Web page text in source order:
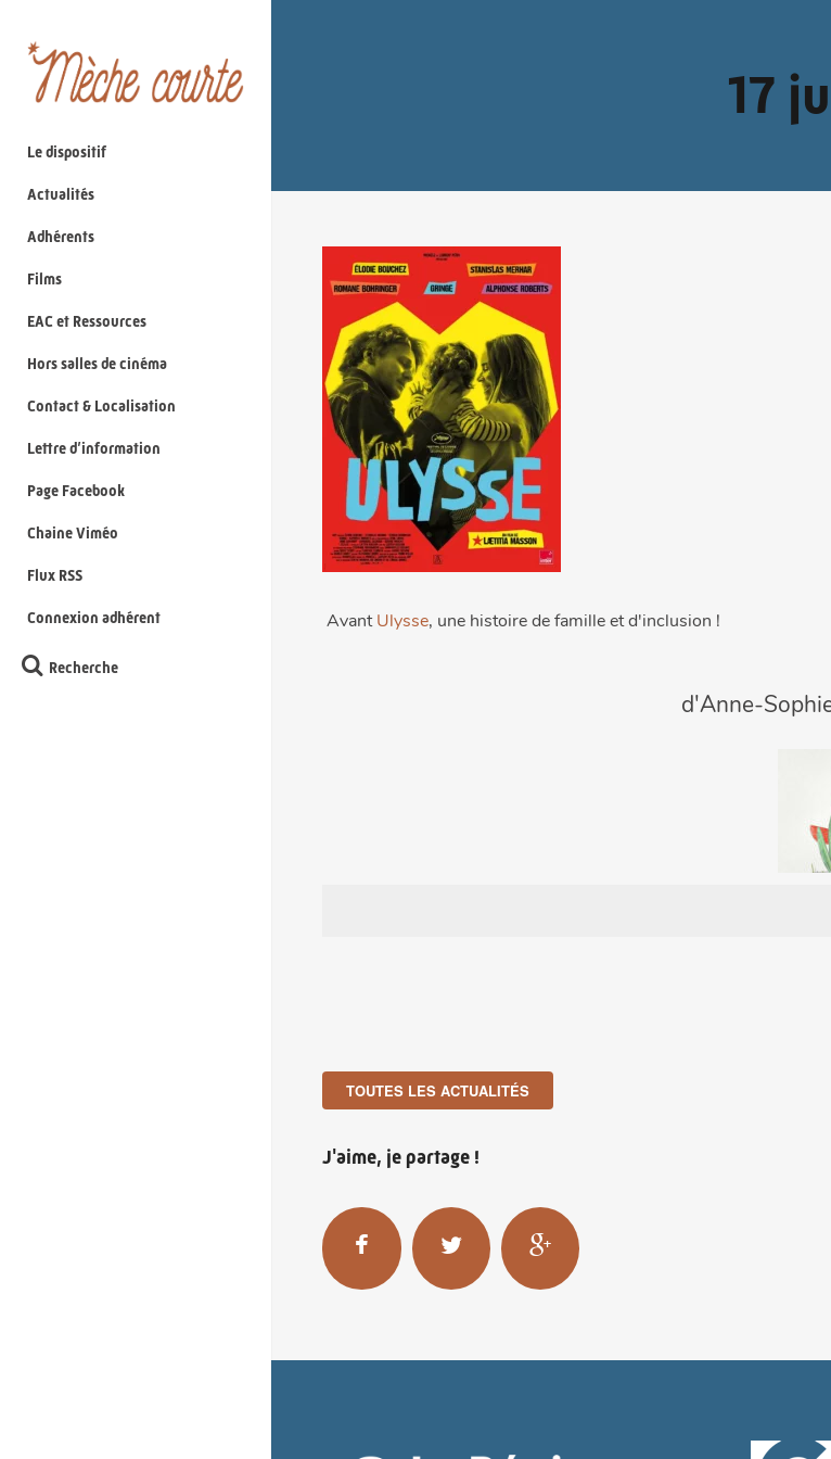
Le dispositif
Actualités
Adhérents
Films
EAC et Ressources
Hors salles de cinéma
Contact & Localisation
Lettre d’information
Page Facebook
Chaine Viméo
Flux RSS
Connexion adhérent
Recherche
17
Avant Ulysse, une histoire de famille et d'inclusion !
d'Anne-
TOUTES LES ACTUALITÉS
J'aime, je partage !